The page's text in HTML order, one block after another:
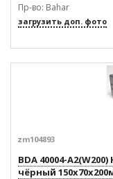
Пр-во: Bahar
загрузить доп. фото
zm104893
BDA 40004-
чёрный